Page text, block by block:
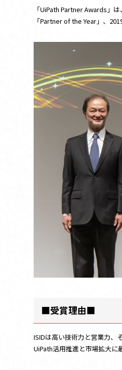
UiPathとは
「UiPath Partner Awards」
「Partner of the Year」、
■受賞理由■
ISIDは高い技術力と営業力、
UiPath活用推進と市場拡大に